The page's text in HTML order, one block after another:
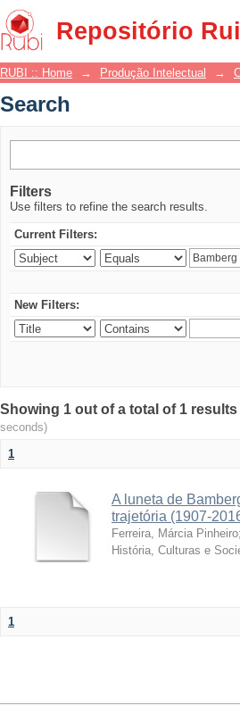
Repositório
Search
RUBI :: Home → Produção Intelectual →
Search
Filters
Use filters to refine the search results.
Current Filters:
New Filters:
Showing 1 out of a total of 1
seconds)
1
A luneta de
trajetória (1907-
Ferreira, Márcia Pinheiro;
História, Culturas e
1